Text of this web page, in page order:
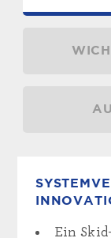
Ein